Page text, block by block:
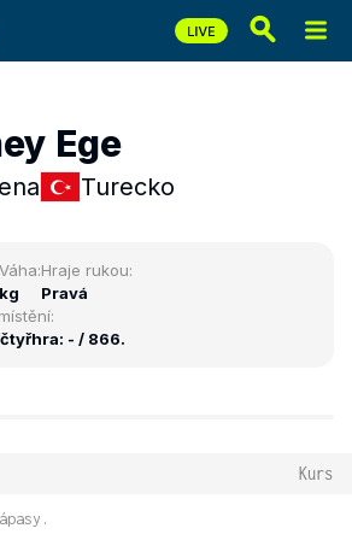
Ege
Turecko
Váha:
kg
Hraje rukou:
Pravá
čtyřhra: - / 866.
Kurs